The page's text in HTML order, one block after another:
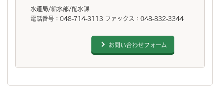
水道局/給水部/配水課
電話番号：048-714-3113 ファックス：048-832-3344
お問い合わせフォーム